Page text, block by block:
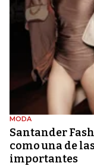
MODA
Santander
como una de
importantes